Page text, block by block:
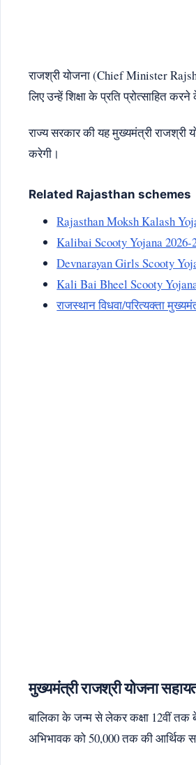
राजश्री योजना (Chief Minister
लिए उन्हें शिक्षा के प्रति प्रोत्साहित
राज्य सरकार की यह मुख्यमंत्री राजश्री
करेगी।
Related Rajasthan schemes
Rajasthan Moksh Kalash
Kalibai Scooty Yojana
Devnarayan Girls Scooty
Kali Bai Bheel Scooty
राजस्थान विधवा/परित्यक्ता
मुख्यमंत्री राजश्री योजना
बालिका के जन्म से लेकर कक्षा 12वीं
अभिभावक को 50,000 तक की आर्थिक